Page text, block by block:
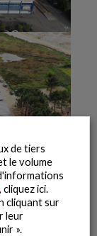
de tiers
le volume
, cliquez ici.
cliquant sur
leur
».